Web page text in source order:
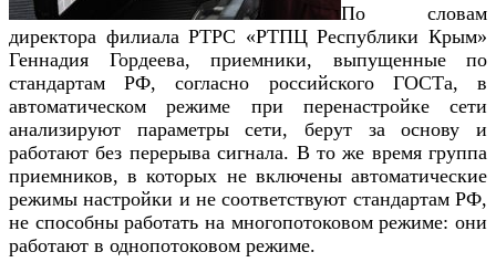
По словам
директора филиала РТРС «РТПЦ Республики Крым»
Геннадия Гордеева, приемники, выпущенные по
стандартам РФ, согласно российского ГОСТа, в
автоматическом режиме при перенастройке сети
анализируют параметры сети, берут за основу и
работают без перерыва сигнала. В то же время группа
приемников, в которых не включены автоматические
режимы настройки и не соответствуют стандартам РФ,
не способны работать на многопотоковом режиме: они
работают в однопотоковом режиме.